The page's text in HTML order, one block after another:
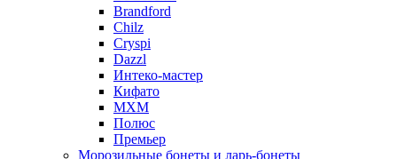
Brandford
Chilz
Cryspi
Dazzl
Интеко-мастер
Кифато
МХМ
Полюс
Премьер
Морозильные бонеты и ларь-бонеты